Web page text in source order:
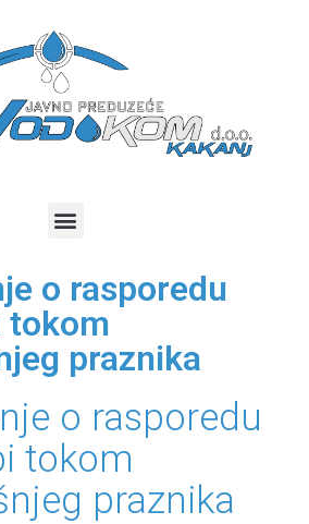
o rasporedu
tokom
praznika
o rasporedu
tokom
praznika